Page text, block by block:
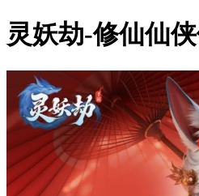
灵妖劫-修仙仙